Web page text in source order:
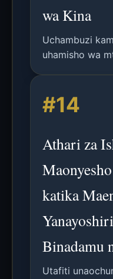
wa Kina
Uchambuzi
uhamisho wa
hisabati,
matumizi ya
#14
Athari za
katika
Binadamu
Utafiti